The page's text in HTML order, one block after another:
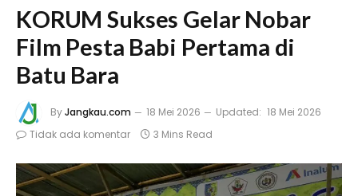
KORUM Sukses Gelar Nobar
Film Pesta Babi Pertama di
Batu Bara
ByJangkau.com 18 Mei 2026 Updated: 18 Mei 2026
Tidak ada komentar
3 Mins Read